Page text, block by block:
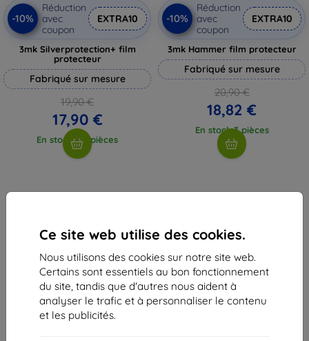
Ce site web utilise des cookies.
Nous utilisons des cookies sur notre site web.
Certains sont essentiels au bon fonctionnement
du site, tandis que d'autres nous aident à
analyser le trafic et à personnaliser le contenu
et les publicités.
-10%
Réduction
avec
coupon
EXTRA10
3mk Silverprotection+ film
protecteur
Fabriqué sur mesure
19,90 €
17,90 €
En stock > 5 pièces
-10%
Réduction
avec
coupon
EXTRA10
3mk Hammer film protecteur
Fabriqué sur mesure
20,90 €
18,82 €
En stock 3 pièces